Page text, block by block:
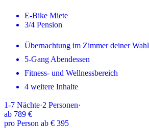
E-Bike Miete
3/4 Pension
Übernachtung im Zimmer deiner Wahl
5-Gang Abendessen
Fitness- und Wellnessbereich
4 weitere Inhalte
1-7 Nächte·2 Personen·
ab 789 €
pro Person ab € 395